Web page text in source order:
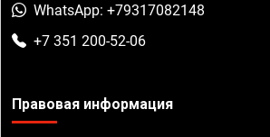
WhatsApp: +79317082148
+7 351 200-52-06
Правовая информация